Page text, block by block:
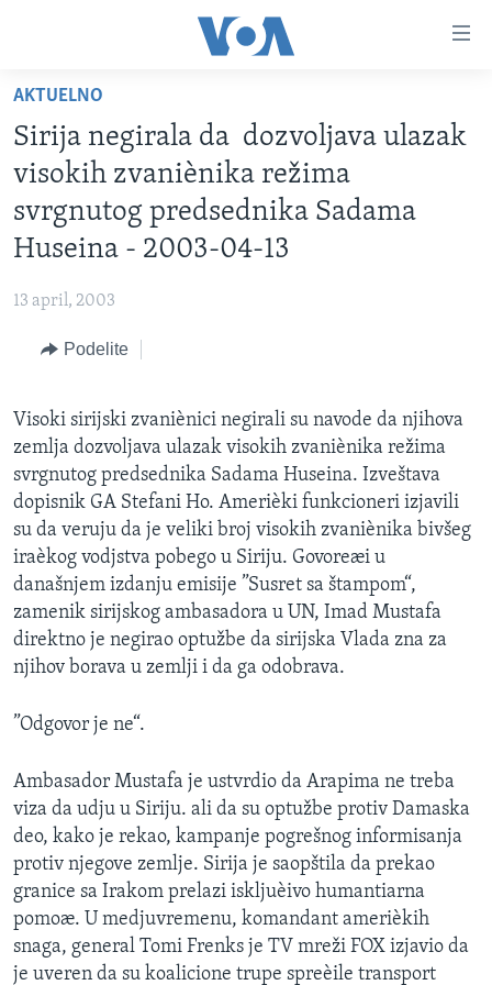
glavni
sadržaj
na
glavnu
navigaciju
na
RUBRIKE
BALKAN
EKONOMIJA
NAUKA I TEHNOLOGIJA
KULTURA
DRUŠTVO
SPORT
INTERVJU
TV PROGRAM
OTVORENI STUDIO
Learning English
PRATITE NAS
Jezici
AKTUELNO
Sirija negirala da dozvoljava ulazak
visokih zvaniènika režima
svrgnutog predsednika Sadama
Huseina - 2003-04-13
13 april, 2003
Podelite
Visoki sirijski zvaniènici negirali su navode da njihova
zemlja dozvoljava ulazak visokih zvaniènika režima
svrgnutog predsednika Sadama Huseina. Izveštava
dopisnik GA Stefani Ho. Amerièki funkcioneri izjavili
su da veruju da je veliki broj visokih zvaniènika bivšeg
iraèkog vodjstva pobego u Siriju. Govoreæi u
današnjem izdanju emisije ”Susret sa štampom“,
zamenik sirijskog ambasadora u UN, Imad Mustafa
direktno je negirao optužbe da sirijska Vlada zna za
njihov borava u zemlji i da ga odobrava.
”Odgovor je ne“.
Ambasador Mustafa je ustvrdio da Arapima ne treba
viza da udju u Siriju. ali da su optužbe protiv Damaska
deo, kako je rekao, kampanje pogrešnog informisanja
protiv njegove zemlje. Sirija je saopštila da prekao
granice sa Irakom prelazi iskljuèivo humantiarna
pomoæ. U medjuvremenu, komandant amerièkih
snaga, general Tomi Frenks je TV mreži FOX izjavio da
je uveren da su koalicione trupe spreèile transport